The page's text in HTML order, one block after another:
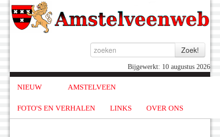
Bijgewerkt: 10 augustus 2026
NIEUW AMSTELVEEN
FOTO'S EN VERHALEN LINKS OVER ONS